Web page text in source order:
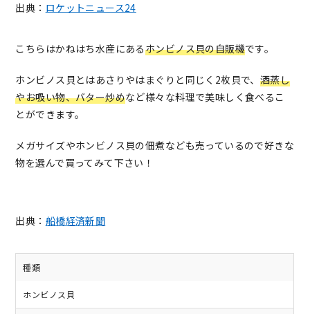
出典： ロケットニュース24
こちらはかねはち水産にあるホンビノス貝の自販機です。
ホンビノス貝とはあさりやはまぐりと同じく2枚貝で、 酒蒸し
やお吸い物、バター炒めなど様々な料理で美味しく食べるこ
とができます。
メガサイズやホンビノス貝の佃煮なども売っているので好きな
物を選んで買ってみて下さい！
出典： 船橋経済新聞
種類
ホンビノス貝